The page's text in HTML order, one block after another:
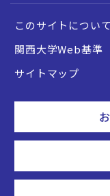
このサイトについて
関西大学Web基準
サイトマップ